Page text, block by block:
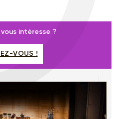
intéresse ?
VOUS !